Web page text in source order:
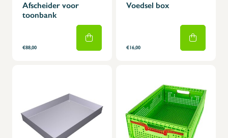
Afscheider voor
toonbank
€88,00
Voedsel box
€16,00